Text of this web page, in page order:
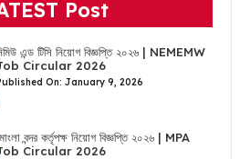
Post
এন্ড টিসি নিয়োগ বিজ্ঞপ্তি ২০২৬ | NEMEMW
Circular 2026
On: January 9, 2026
বন্দর কর্তৃপক্ষ নিয়োগ বিজ্ঞপ্তি ২০২৬ | MPA
Circular 2026